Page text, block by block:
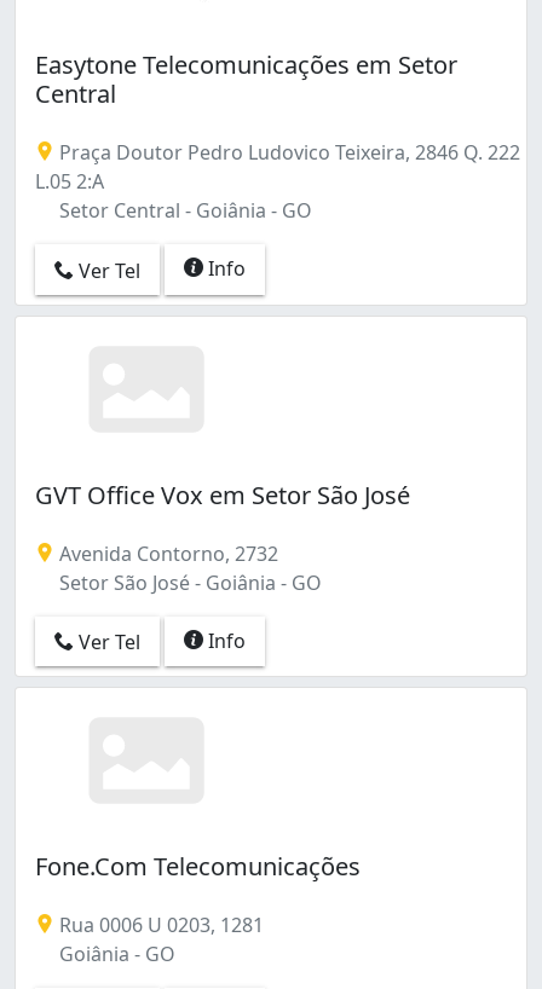
Easytone Telecomunicações em Setor
Central
Praça Doutor Pedro Ludovico Teixeira, 2846 Q. 222
L.05 2:A
Setor Central - Goiânia - GO
Ver Tel Info
GVT Office Vox em Setor São José
Avenida Contorno, 2732
Setor São José - Goiânia - GO
Ver Tel Info
Fone.Com Telecomunicações
Rua 0006 U 0203, 1281
Goiânia - GO